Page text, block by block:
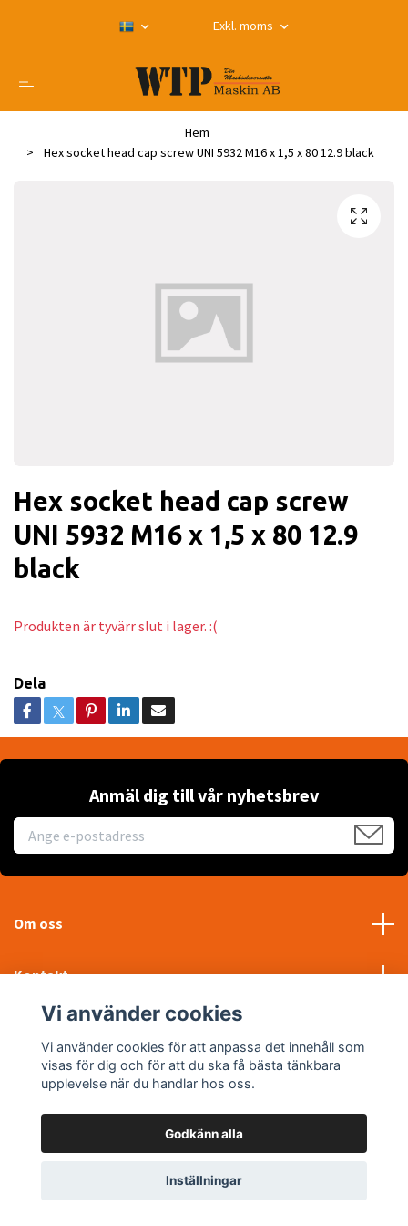
Exkl. moms
Hem
Hex socket head cap screw UNI 5932 M16 x 1,5 x 80 12.9 black
Hex socket head cap screw
UNI 5932 M16 x 1,5 x 80 12.9
black
Produkten är tyvärr slut i lager. :(
Dela
Anmäl dig till vår nyhetsbrev
Om oss
Kontakt
Sociala medier
© 2026 WTP Maskin AB
Vi använder cookies
Vi använder cookies för att anpassa det innehåll som
visas för dig och för att du ska få bästa tänkbara
upplevelse när du handlar hos oss.
Godkänn alla
Inställningar